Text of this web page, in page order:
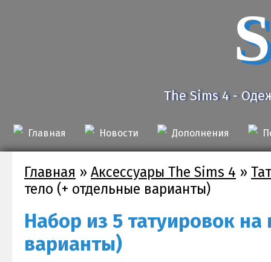
The Sims 4 -
Главная Новости Дополнения
Главная » Аксессуары The Sims 4 »
тело (+ отдельные варианты)
Набор из 5 татуировок на
варианты)